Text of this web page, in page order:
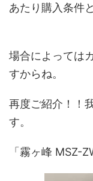
あたり購入条件
場合によっては
すからね。
再度ご紹介！！
す。
「霧ヶ峰 MSZ-